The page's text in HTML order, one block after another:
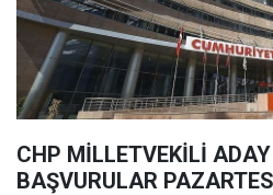
CHP MİLLETVEKİLİ
BAŞVURULAR